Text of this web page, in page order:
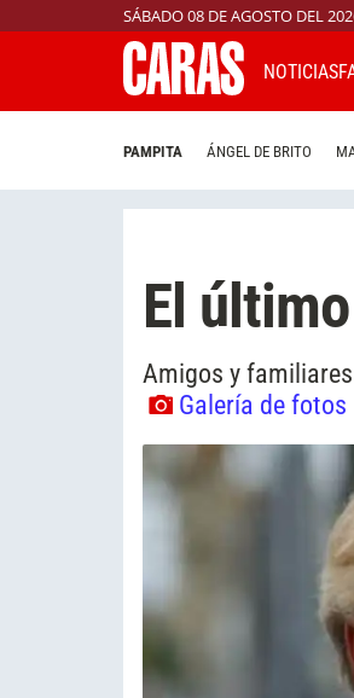
SÁBADO 08 DE AGOSTO DEL
NOTICIAS
PAMPITA ÁNGEL DE BRITO
El
Amigos y
Galería de fotos